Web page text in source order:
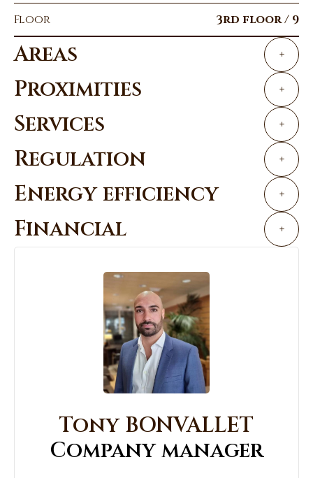
Floor 3rd floor / 9
Areas +
Proximities +
Services +
Regulation +
Energy efficiency +
Financial +
Tony BONVALLET
Company manager